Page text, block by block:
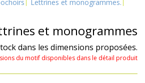
Lettrines et monogrammes.
et monogrammes
dans les dimensions proposées.
du motif disponibles dans le détail produit